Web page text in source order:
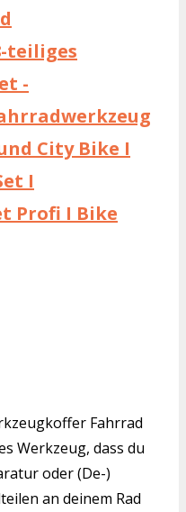
teiliges
-
City Bike I
I
Profi I Bike
Fahrrad
Werkzeug, dass du
oder (De-)
an deinem Rad